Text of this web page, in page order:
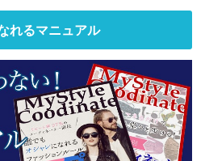
れるマニュアル